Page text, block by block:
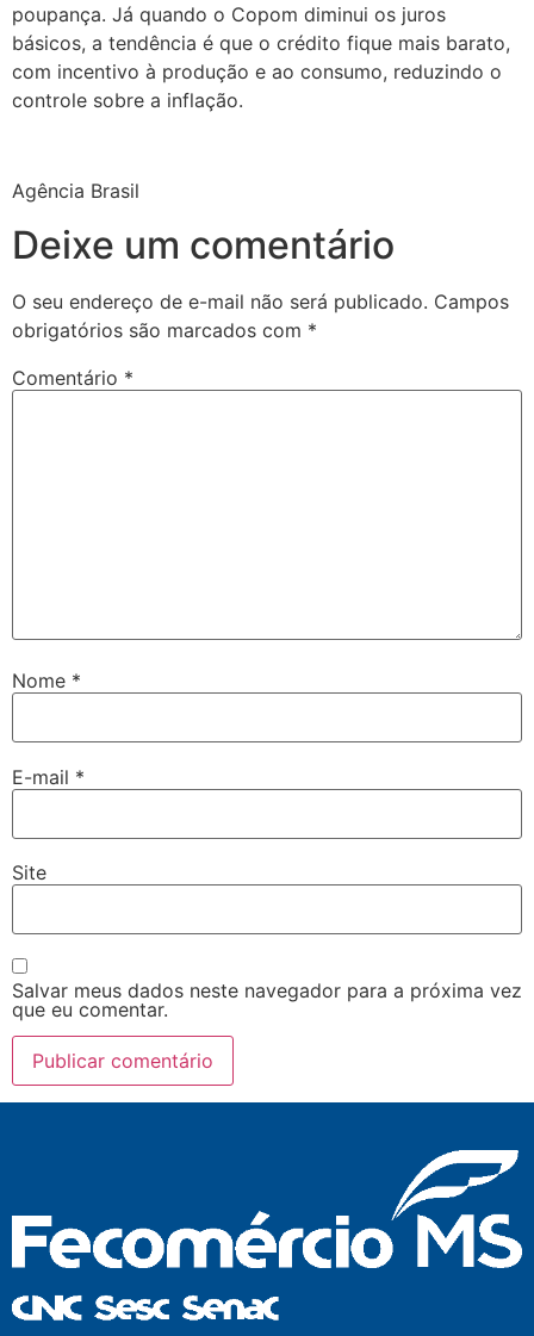
poupança. Já quando o Copom diminui os juros
básicos, a tendência é que o crédito fique mais barato,
com incentivo à produção e ao consumo, reduzindo o
controle sobre a inflação.
Agência Brasil
Deixe um comentário
O seu endereço de e-mail não será publicado. Campos
obrigatórios são marcados com *
Comentário *
Nome *
E-mail *
Site
Salvar meus dados neste navegador para a próxima vez
que eu comentar.